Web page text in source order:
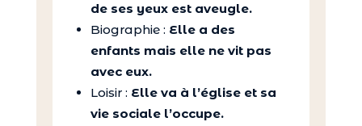
de ses yeux est aveugle.
Biographie : Elle a des
enfants mais elle ne vit pas
avec eux.
Loisir : Elle va à l’église et sa
vie sociale l’occupe.